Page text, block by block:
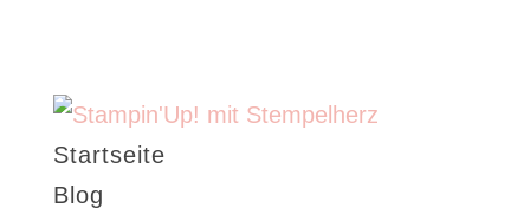
Startseite
Blog